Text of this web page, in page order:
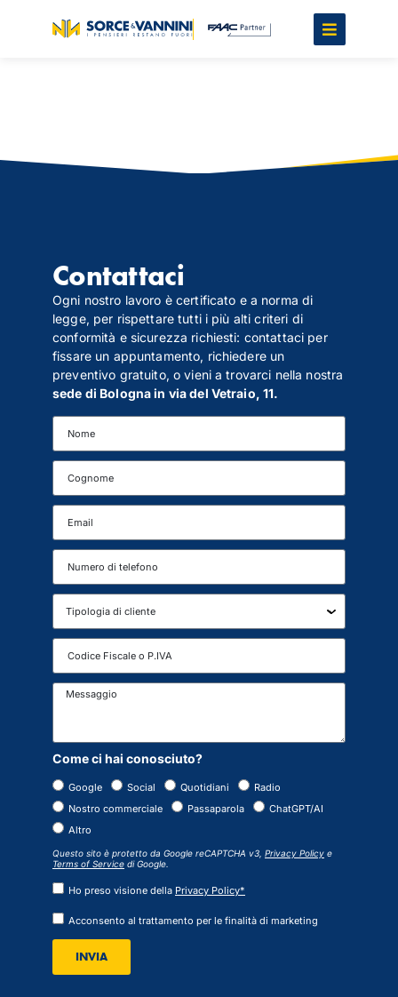
Contattaci
Ogni nostro lavoro è certificato e a norma di
legge, per rispettare tutti i più alti criteri di
conformità e sicurezza richiesti: contattaci per
fissare un appuntamento, richiedere un
preventivo gratuito, o vieni a trovarci nella nostra
sede di Bologna in via del Vetraio, 11.
Come ci hai conosciuto?
Google Social Quotidiani
Radio
Nostro commerciale
Passaparola
ChatGPT/AI
Altro
Questo sito è protetto da Google reCAPTCHA v3, Privacy Policy e
Terms of Service di Google.
Ho preso visione della Privacy Policy*
Acconsento al trattamento per le finalità di marketing
INVIA